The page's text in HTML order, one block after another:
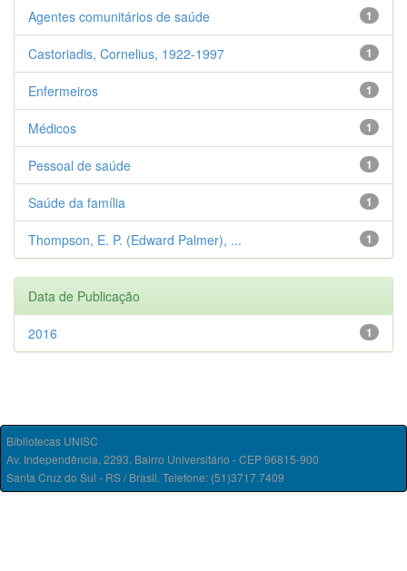
1
Agentes comunitários de saúde
1
Castoriadis, Cornelius, 1922-1997
1
Enfermeiros
1
Médicos
1
Pessoal de saúde
1
Saúde da família
1
Thompson, E. P. (Edward Palmer), ...
Data de Publicação
1
2016
Bibliotecas UNISC
Av. Independência, 2293, Bairro Universitário - CEP 96815-900
Santa Cruz do Sul - RS / Brasil. Telefone: (51)3717.7409